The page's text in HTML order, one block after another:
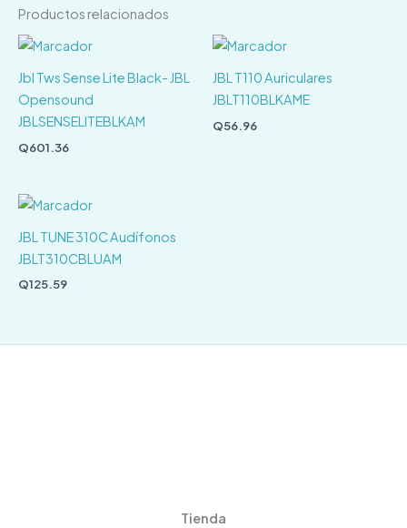
Productos relacionados
Jbl Tws Sense Lite Black- JBL
Opensound
JBLSENSELITEBLKAM
Q601.36
JBL T110 Auriculares
JBLT110BLKAME
Q56.96
JBL TUNE 310C Audífonos
JBLT310CBLUAM
Q125.59
Tienda